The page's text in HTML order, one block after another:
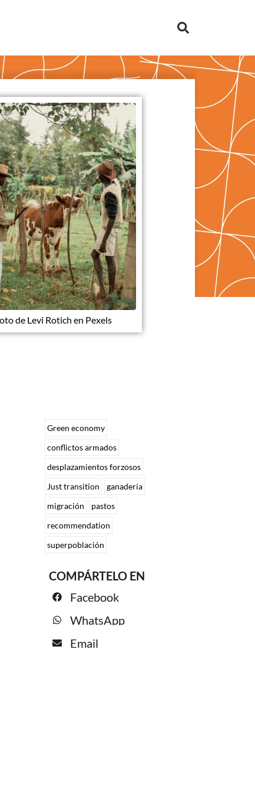
de Levi Rotich en Pexels
Green economy
conflictos armados
desplazamientos forzosos
Just transition
ganadería
migración
pastos
recommendation
superpoblación
COMPÁRTELO EN
Facebook
WhatsApp
Email